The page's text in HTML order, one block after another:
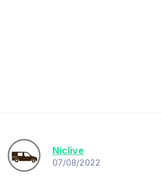
Niclive
07/08/2022